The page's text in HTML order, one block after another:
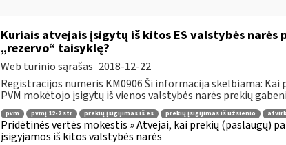
Kuriais atvejais įsigytų iš kitos ES valstybės narės
„rezervo“ taisyklę?
Web turinio sąrašas 2018-12-22
Registracijos numeris KM0906 Ši informacija skelbiama:
PVM mokėtojo įsigytų iš vienos valstybės narės prekių
pvm pvmį 12-2 str prekių įsigijimas iš es prekių įsigijimas iš užsienio
Pridėtinės vertės mokestis » Atvejai, kai prekių (paslaugų)
įsigyjamos iš kitos valstybės narės